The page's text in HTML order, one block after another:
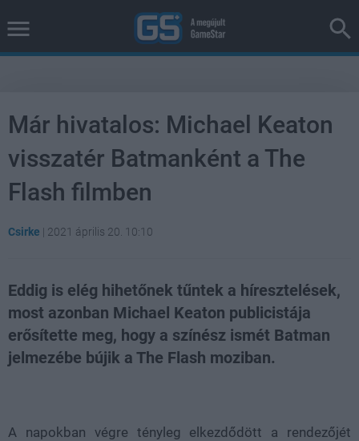
Már hivatalos: Michael Keaton
visszatér Batmanként a The
Flash filmben
Csirke | 2021 április 20. 10:10
Eddig is elég hihetőnek tűntek a híresztelések,
most azonban Michael Keaton publicistája
erősítette meg, hogy a színész ismét Batman
jelmezébe bújik a The Flash moziban.
A napokban végre tényleg elkezdődött a rendezőjét